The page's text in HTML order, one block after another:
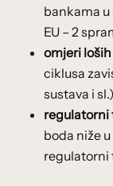
bankama
EU – 2
omjeri
ciklusa
sustava i sl.)
regulatorni
boda niže
regulatorni